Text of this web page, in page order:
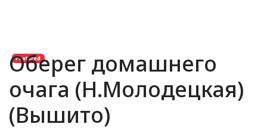
Featured
Оберег домашнего
очага (Н.Молодецкая)
(Вышито)